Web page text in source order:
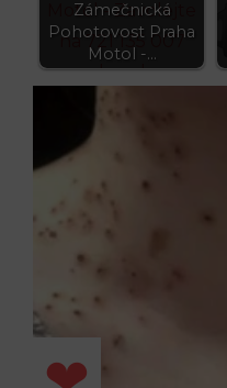
Zámečnická
Pohotovost Praha
Motol -…